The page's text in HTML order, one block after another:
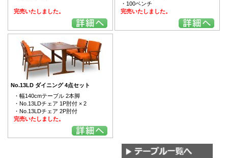
完売いたしました。
・100ベンチ
完売いたしました。
No.13LD ダイニング 4点セット
・幅140cmテーブル 2本脚
・No.13LDチェア 1P肘付 × 2
・No.13LDチェア 2P肘付
完売いたしました。